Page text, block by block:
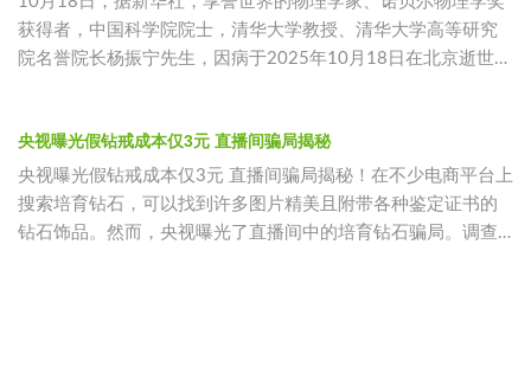
获得者，中国科学院院士，清华大学教授、清华大学高等研究
院名誉院长杨振宁先生，因病于2025年10月18日在北京逝世，
央视曝光假钻戒成本仅3元 直播间骗局揭秘
央视曝光假钻戒成本仅3元 直播间骗局揭秘！在不少电商平台上
搜索培育钻石，可以找到许多图片精美且附带各种鉴定证书的
钻石饰品。然而，央视曝光了直播间中的培育钻石骗局。调查